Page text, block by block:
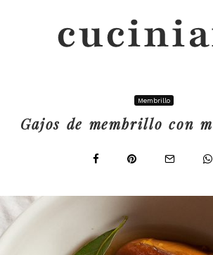
Membrillo
Gajos de membrillo con